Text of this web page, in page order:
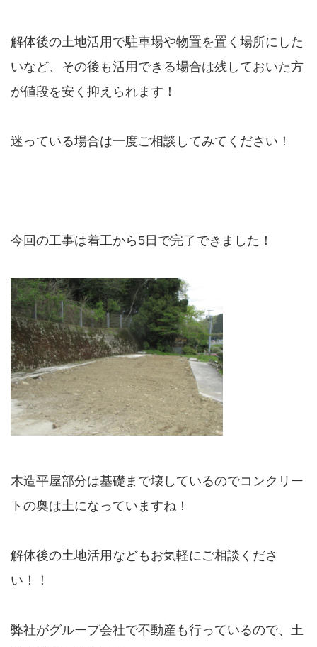
解体後の土地活用で駐車場や物置を置く場所にした
いなど、その後も活用できる場合は残しておいた方
が値段を安く抑えられます！
迷っている場合は一度ご相談してみてください！
今回の工事は着工から5日で完了できました！
木造平屋部分は基礎まで壊しているのでコンクリー
トの奥は土になっていますね！
解体後の土地活用などもお気軽にご相談くださ
い！！
弊社がグループ会社で不動産も行っているので、土